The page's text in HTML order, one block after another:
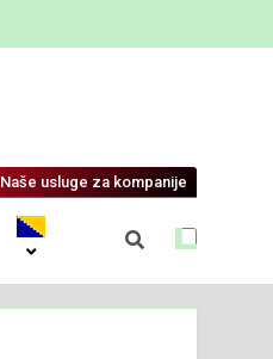
Naše usluge za kompanije